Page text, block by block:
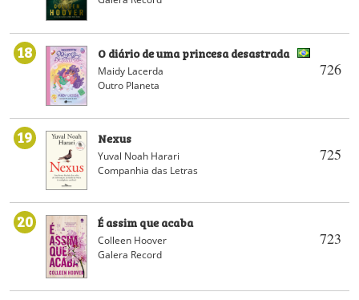
18
726
O diário de uma princesa desastrada
Maidy Lacerda
Outro Planeta
19
725
Nexus
Yuval Noah Harari
Companhia das Letras
20
723
É assim que acaba
Colleen Hoover
Galera Record